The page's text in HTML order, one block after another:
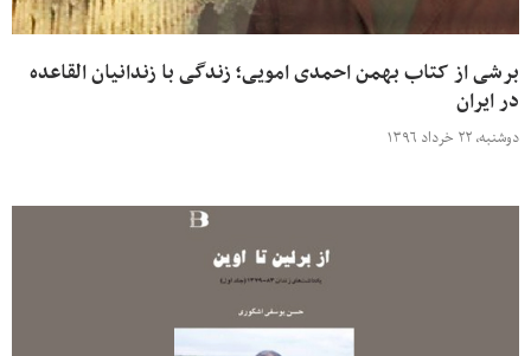
برشی از کتاب بهمن احمدی امویی؛ زندگی با زندانیان القاعده
در ایران
دوشنبه، ۲۲ خرداد ۱۳۹۶